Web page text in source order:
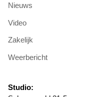
Nieuws
Video
Zakelijk
Weerbericht
Studio: